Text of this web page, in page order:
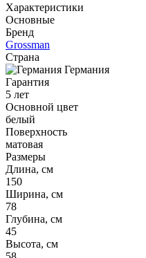
Характеристики
Основные
Бренд
Grossman
Страна
Германия
Гарантия
5 лет
Основной цвет
белый
Поверхность
матовая
Размеры
Длина, см
150
Ширина, см
78
Глубина, см
45
Высота, см